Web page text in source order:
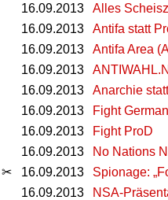
16.09.2013
Alles
16.09.2013
Antifa statt
16.09.2013
Antifa Area
16.09.2013
16.09.2013
Anarchie
16.09.2013
Fight
16.09.2013
Fight ProD
16.09.2013
No Nations
✂ 16.09.2013
Spionage:
16.09.2013
NSA-